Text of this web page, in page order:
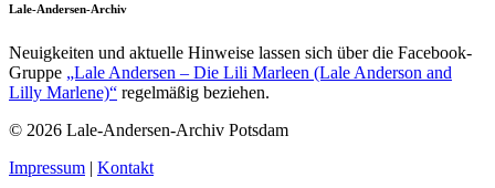
Lale-Andersen-Archiv
Neuigkeiten und aktuelle Hinweise lassen sich über die Facebook-
Gruppe „Lale Andersen – Die Lili Marleen (Lale Anderson and
Lilly Marlene)“ regelmäßig beziehen.
© 2026 Lale-Andersen-Archiv Potsdam
Impressum | Kontakt